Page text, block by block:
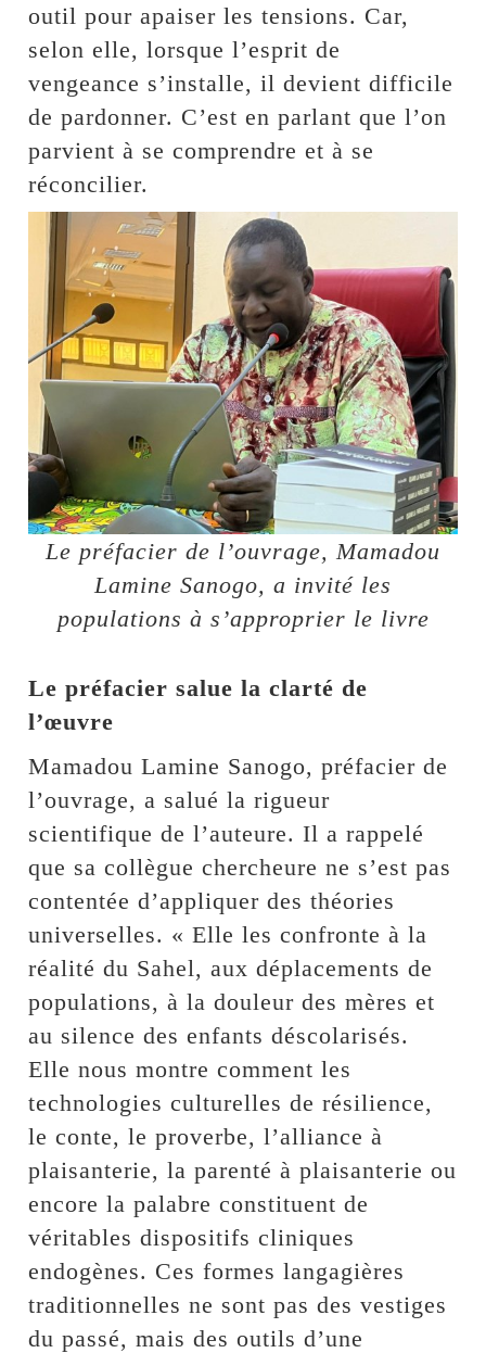
outil pour apaiser les tensions. Car,
selon elle, lorsque l’esprit de
vengeance s’installe, il devient difficile
de pardonner. C’est en parlant que l’on
parvient à se comprendre et à se
réconcilier.
Le préfacier de l’ouvrage, Mamadou
Lamine Sanogo, a invité les
populations à s’approprier le livre
Le préfacier salue la clarté de
l’œuvre
Mamadou Lamine Sanogo, préfacier de
l’ouvrage, a salué la rigueur
scientifique de l’auteure. Il a rappelé
que sa collègue chercheure ne s’est pas
contentée d’appliquer des théories
universelles. « Elle les confronte à la
réalité du Sahel, aux déplacements de
populations, à la douleur des mères et
au silence des enfants déscolarisés.
Elle nous montre comment les
technologies culturelles de résilience,
le conte, le proverbe, l’alliance à
plaisanterie, la parenté à plaisanterie ou
encore la palabre constituent de
véritables dispositifs cliniques
endogènes. Ces formes langagières
traditionnelles ne sont pas des vestiges
du passé, mais des outils d’une